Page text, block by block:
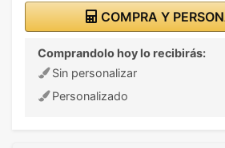
COMPRA Y
Comprandolo hoy lo recibirás:
Sin personalizar
Personalizado